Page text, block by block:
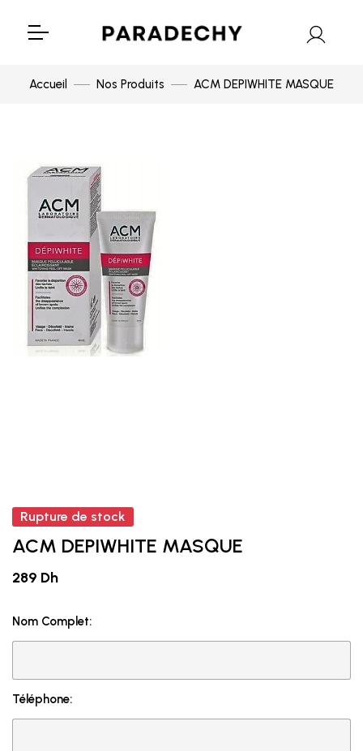
Accueil Nos Produits ACM DEPIWHITE MASQUE
Rupture de stock
ACM DEPIWHITE MASQUE
289 Dh
Nom Complet:
Téléphone: